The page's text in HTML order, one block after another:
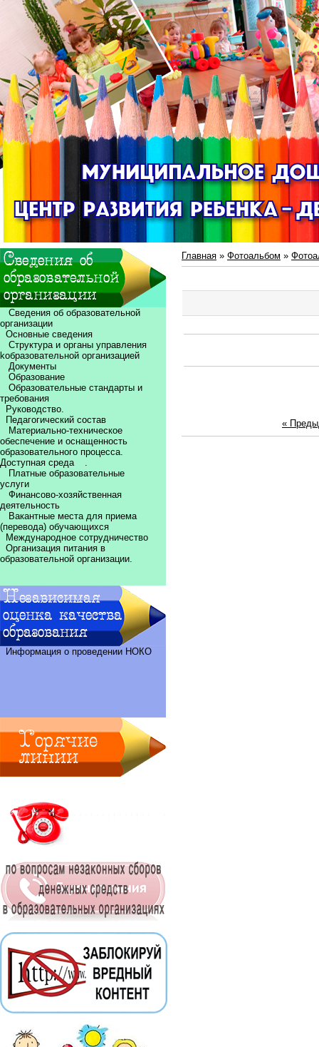
Сведения об образовательной
организации
Основные сведения
Структура и органы управления
kобразовательной организацией
Документы
Образование
Образовательные стандарты и
требования
Руководство.
Педагогический состав
Материально-техническое
обеспечение и оснащенность
образовательного процесса.
Доступная среда
.
Платные образовательные
услуги
Финансово-хозяйственная
деятельность
Вакантные места для приема
(перевода) обучающихся
Международное сотрудничество
Организация питания в
образовательной организации.
Информация о проведении НОКО
Главная » Фотоальбом »
«